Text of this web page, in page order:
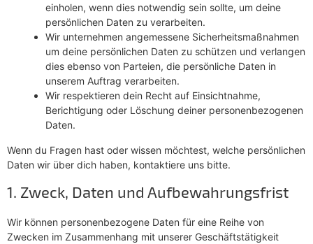
einholen, wenn dies notwendig sein sollte, um deine
persönlichen Daten zu verarbeiten.
Wir unternehmen angemessene Sicherheitsmaßnahmen
um deine persönlichen Daten zu schützen und verlangen
dies ebenso von Parteien, die persönliche Daten in
unserem Auftrag verarbeiten.
Wir respektieren dein Recht auf Einsichtnahme,
Berichtigung oder Löschung deiner personenbezogenen
Daten.
Wenn du Fragen hast oder wissen möchtest, welche persönlichen
Daten wir über dich haben, kontaktiere uns bitte.
1. Zweck, Daten und Aufbewahrungsfrist
Wir können personenbezogene Daten für eine Reihe von
Zwecken im Zusammenhang mit unserer Geschäftstätigkeit